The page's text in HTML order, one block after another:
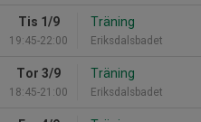
Tis 1/9
19:45-22:00
Träning
Eriksdalsbadet
Tor 3/9
18:45-21:00
Träning
Eriksdalsbadet